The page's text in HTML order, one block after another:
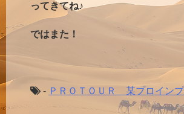
ってきてね♪
ではまた！
- ＰＲＯＴＯＵＲ 某プロイン